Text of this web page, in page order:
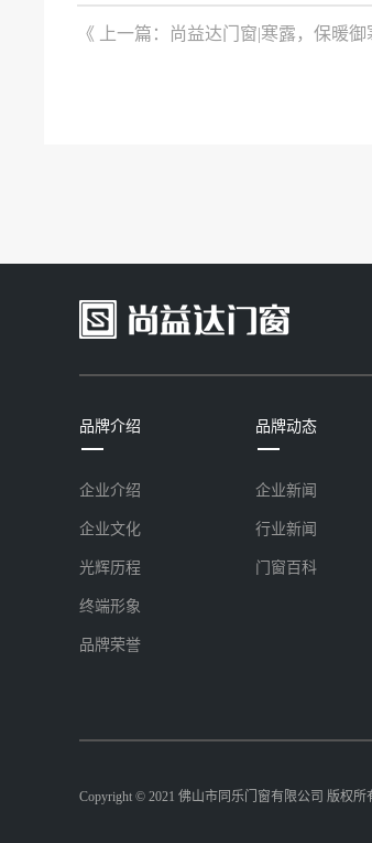
《 上一篇：尚益达门窗|寒露，保暖御
品牌介绍
企业介绍
企业文化
光辉历程
终端形象
品牌荣誉
品牌动态
企业新闻
行业新闻
门窗百科
Copyright © 2021 佛山市同乐门窗有限公司 版权所